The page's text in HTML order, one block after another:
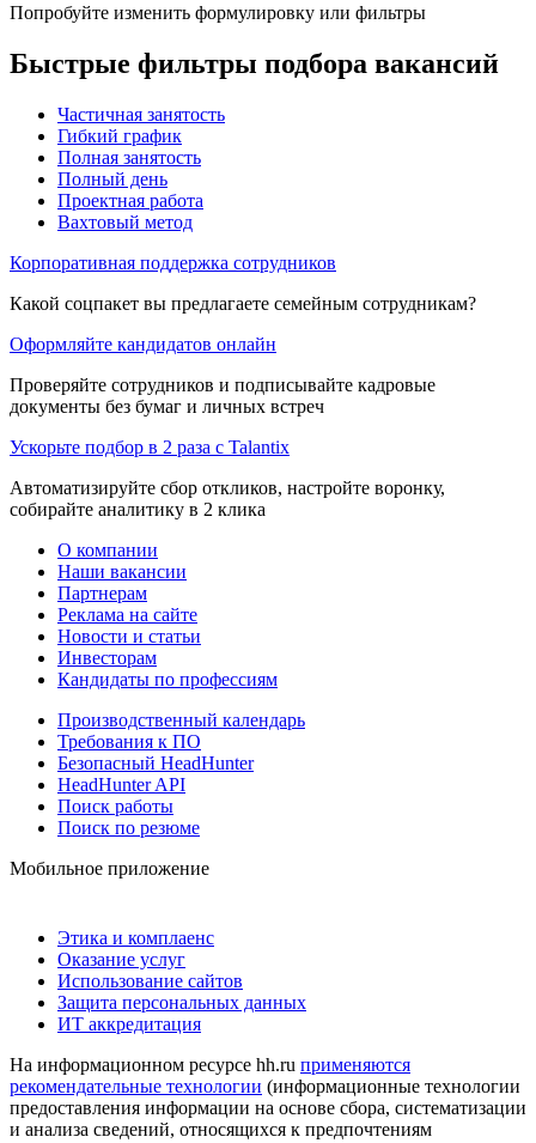
Попробуйте изменить формулировку или фильтры
Быстрые фильтры подбора вакансий
Частичная занятость
Гибкий график
Полная занятость
Полный день
Проектная работа
Вахтовый метод
Корпоративная поддержка сотрудников
Какой соцпакет вы предлагаете семейным сотрудникам?
Оформляйте кандидатов онлайн
Проверяйте сотрудников и подписывайте кадровые
документы без бумаг и личных встреч
Ускорьте подбор в 2 раза с Talantix
Автоматизируйте сбор откликов, настройте воронку,
собирайте аналитику в 2 клика
О компании
Наши вакансии
Партнерам
Реклама на сайте
Новости и статьи
Инвесторам
Кандидаты по профессиям
Производственный календарь
Требования к ПО
Безопасный HeadHunter
HeadHunter API
Поиск работы
Поиск по резюме
Мобильное приложение
Этика и комплаенс
Оказание услуг
Использование сайтов
Защита персональных данных
ИТ аккредитация
На информационном ресурсе hh.ru применяются
рекомендательные технологии (информационные технологии
предоставления информации на основе сбора, систематизации
и анализа сведений, относящихся к предпочтениям